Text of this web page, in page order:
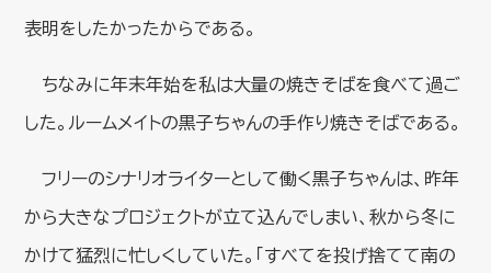
表明をしたかったからである。
ちなみに年末年始を私は大量の焼きそばを食べて過ご
した。ルームメイトの黒子ちゃんの手作り焼きそばである。
フリーのシナリオライターとして働く黒子ちゃんは、昨年
から大きなプロジェクトが立て込んでしまい、秋から冬に
かけて猛烈に忙しくしていた。「すべてを投げ捨てて南の